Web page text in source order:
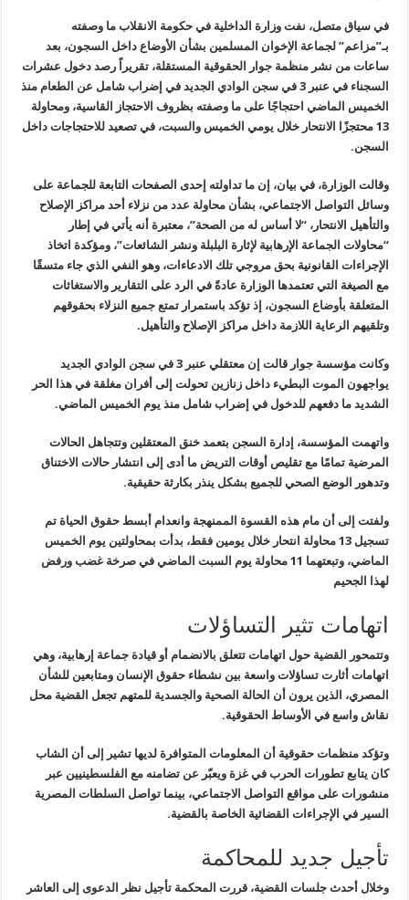
في سياق متصل، نفت وزارة الداخلية في حكومة الانقلاب ما وصفته
بـ”مزاعم” لجماعة الإخوان المسلمين بشأن الأوضاع داخل السجون، بعد
ساعات من نشر منظمة جوار الحقوقية المستقلة، تقريراً رصد دخول عشرات
السجناء في عنبر 3 في سجن الوادي الجديد في إضراب شامل عن الطعام منذ
الخميس الماضي احتجاجًا على ما وصفته بظروف الاحتجاز القاسية، ومحاولة
13 محتجزًا الانتحار خلال يومي الخميس والسبت، في تصعيد للاحتجاجات داخل
السجن.
وقالت الوزارة، في بيان، إن ما تداولته إحدى الصفحات التابعة للجماعة على
وسائل التواصل الاجتماعي، بشأن محاولة عدد من نزلاء أحد مراكز الإصلاح
والتأهيل الانتحار، “لا أساس له من الصحة”، معتبرة أنه يأتي في إطار
“محاولات الجماعة الإرهابية لإثارة البلبلة ونشر الشائعات”، ومؤكدة اتخاذ
الإجراءات القانونية بحق مروجي تلك الادعاءات، وهو النفي الذي جاء متسقًا
مع الصيغة التي تعتمدها الوزارة عادةً في الرد على التقارير والاستغاثات
المتعلقة بأوضاع السجون، إذ تؤكد باستمرار تمتع جميع النزلاء بحقوقهم
وتلقيهم الرعاية اللازمة داخل مراكز الإصلاح والتأهيل.
وكانت مؤسسة جوار قالت إن معتقلي عنبر 3 في سجن الوادي الجديد
يواجهون الموت البطيء داخل زنازين تحولت إلى أفران مغلقة في هذا الحر
الشديد ما دفعهم للدخول في إضراب شامل منذ يوم الخميس الماضي.
واتهمت المؤسسة، إدارة السجن بتعمد خنق المعتقلين وتتجاهل الحالات
المرضية تمامًا مع تقليص أوقات التريض ما أدى إلى انتشار حالات الاختناق
وتدهور الوضع الصحي للجميع بشكل ينذر بكارثة حقيقية.
ولفتت إلى أن مام هذه القسوة الممنهجة وانعدام أبسط حقوق الحياة تم
تسجيل 13 محاولة انتحار خلال يومين فقط، بدأت بمحاولتين يوم الخميس
الماضي، وتبعتهما 11 محاولة يوم السبت الماضي في صرخة غضب ورفض
لهذا الجحيم
اتهامات تثير التساؤلات
وتتمحور القضية حول اتهامات تتعلق بالانضمام أو قيادة جماعة إرهابية، وهي
اتهامات أثارت تساؤلات واسعة بين نشطاء حقوق الإنسان ومتابعين للشأن
المصري، الذين يرون أن الحالة الصحية والجسدية للمتهم تجعل القضية محل
نقاش واسع في الأوساط الحقوقية.
وتؤكد منظمات حقوقية أن المعلومات المتوافرة لديها تشير إلى أن الشاب
كان يتابع تطورات الحرب في غزة ويعبّر عن تضامنه مع الفلسطينيين عبر
منشورات على مواقع التواصل الاجتماعي، بينما تواصل السلطات المصرية
السير في الإجراءات القضائية الخاصة بالقضية.
تأجيل جديد للمحاكمة
وخلال أحدث جلسات القضية، قررت المحكمة تأجيل نظر الدعوى إلى العاشر